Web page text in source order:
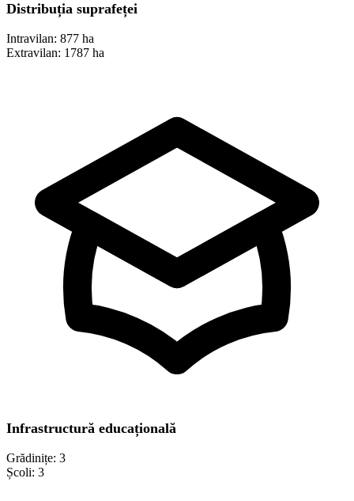
Distribuția suprafeței
Intravilan: 877 ha
Extravilan: 1787 ha
Infrastructură educațională
Grădinițe: 3
Școli: 3